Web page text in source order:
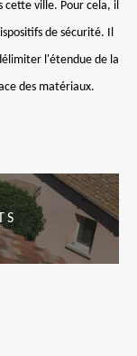
cette ville. Pour cela, il
de sécurité. Il
l'étendue de la
des matériaux.